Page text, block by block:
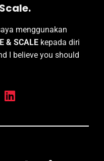
menggunakan
& SCALE kepada diri
I believe you should